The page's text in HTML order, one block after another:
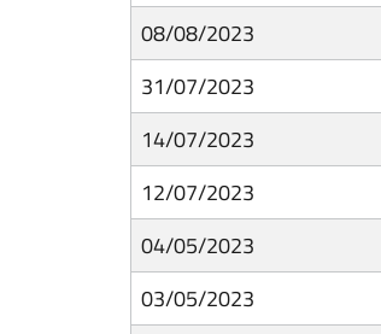
08/08/2023
31/07/2023
14/07/2023
12/07/2023
04/05/2023
03/05/2023